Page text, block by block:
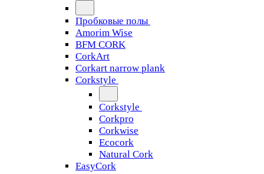
Пробковые полы
Amorim Wise
BFM CORK
CorkArt
Corkart narrow plank
Corkstyle
Corkstyle
Corkpro
Corkwise
Ecocork
Natural Cork
EasyCork